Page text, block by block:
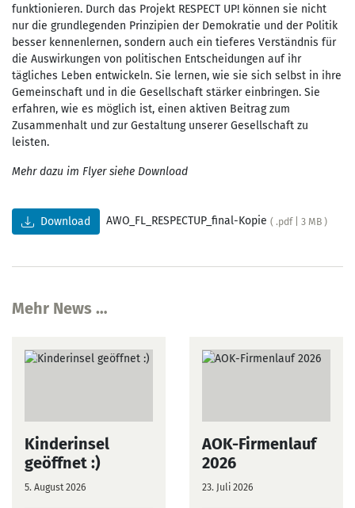
funktionieren. Durch das Projekt RESPECT UP! können sie nicht
nur die grundlegenden Prinzipien der Demokratie und der Politik
besser kennenlernen, sondern auch ein tieferes Verständnis für
die Auswirkungen von politischen Entscheidungen auf ihr
tägliches Leben entwickeln. Sie lernen, wie sie sich selbst in ihre
Gemeinschaft und in die Gesellschaft stärker einbringen. Sie
erfahren, wie es möglich ist, einen aktiven Beitrag zum
Zusammenhalt und zur Gestaltung unserer Gesellschaft zu
leisten.
Mehr dazu im Flyer siehe Download
Download AWO_FL_RESPECTUP_final-Kopie ( .pdf | 3 MB )
Mehr News …
Kinderinsel
geöffnet :)
5. August 2026
AOK-Firmenlauf
2026
23. Juli 2026